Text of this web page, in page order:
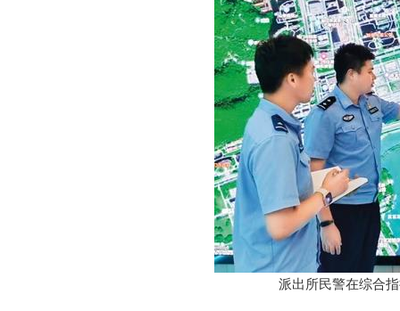
派出所民警在综合指